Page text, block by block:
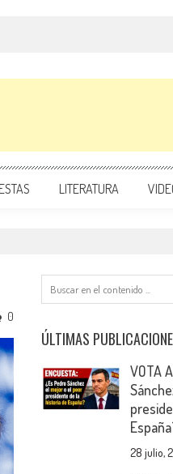
LITERATURA
0
ÚLTIMAS
VOTA
28 julio,